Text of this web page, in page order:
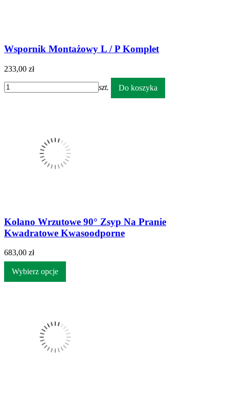
Wspornik Montażowy L / P Komplet
233,00 zł
szt. Do koszyka
Kolano Wrzutowe 90° Zsyp Na Pranie
Kwadratowe Kwasoodporne
683,00 zł
Wybierz opcje